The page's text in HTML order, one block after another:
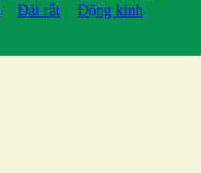
Đái rắt Động kinh